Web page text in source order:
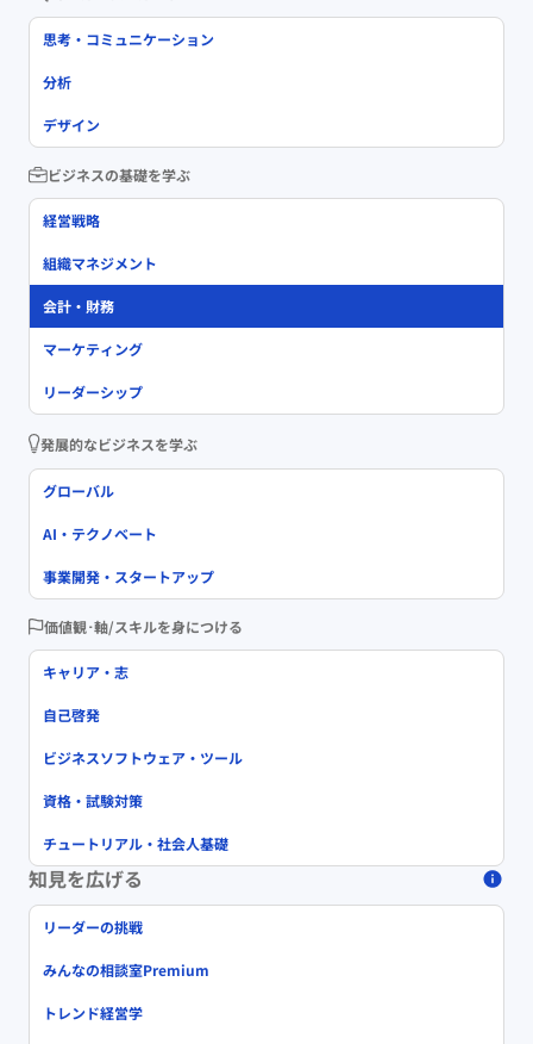
思考・コミュニケーション
分析
デザイン
ビジネスの基礎を学ぶ
経営戦略
組織マネジメント
会計・財務
マーケティング
リーダーシップ
発展的なビジネスを学ぶ
グローバル
AI・テクノベート
事業開発・スタートアップ
価値観･軸/スキルを身につける
キャリア・志
自己啓発
ビジネスソフトウェア・ツール
資格・試験対策
チュートリアル・社会人基礎
知見を広げる
リーダーの挑戦
みんなの相談室Premium
トレンド経営学